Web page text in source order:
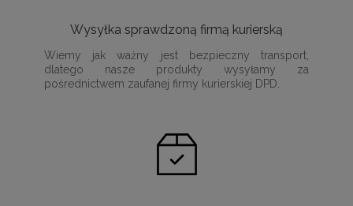
Wysyłka sprawdzoną firmą kurierską
Wiemy jak ważny jest bezpieczny transport,
dlatego nasze produkty wysyłamy za
pośrednictwem zaufanej firmy kurierskiej DPD.